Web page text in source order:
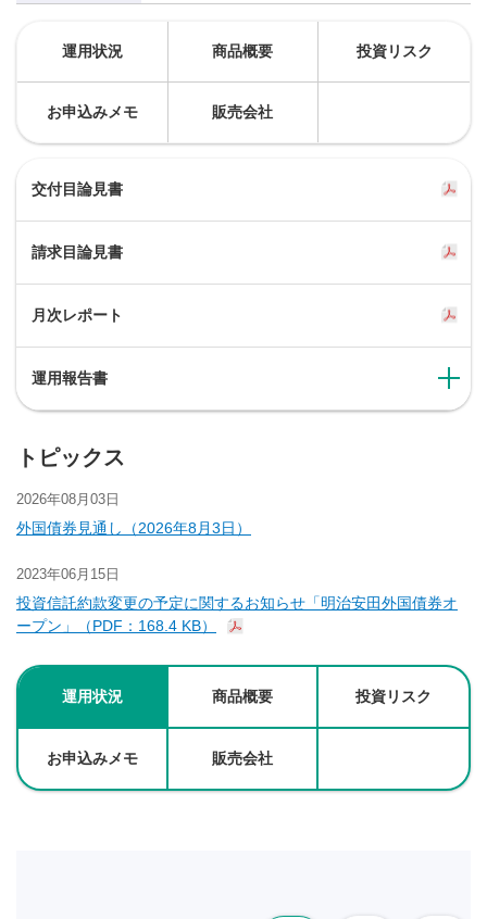
運用状況 商品概要 投資リスク
お申込みメモ 販売会社
交付目論見書
請求目論見書
月次レポート
運用報告書
トピックス
2026年08月03日
外国債券見通し（2026年8月3日）
2023年06月15日
投資信託約款変更の予定に関するお知らせ「明治安田外国債券オ
ープン」（PDF：168.4 KB）
運用状況 商品概要 投資リスク
お申込みメモ 販売会社